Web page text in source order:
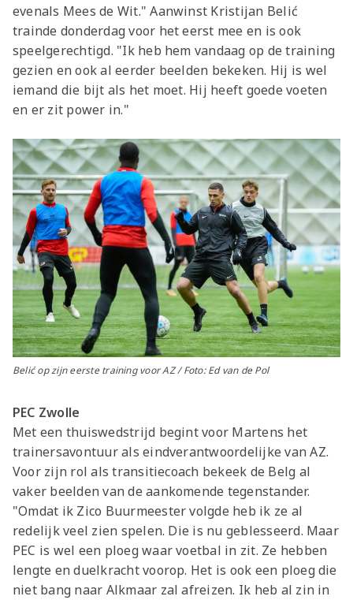
evenals Mees de Wit." Aanwinst Kristijan Belić
trainde donderdag voor het eerst mee en is ook
speelgerechtigd. "Ik heb hem vandaag op de training
gezien en ook al eerder beelden bekeken. Hij is wel
iemand die bijt als het moet. Hij heeft goede voeten
en er zit power in."
Belić op zijn eerste training voor AZ / Foto: Ed van de Pol
PEC Zwolle
Met een thuiswedstrijd begint voor Martens het
trainersavontuur als eindverantwoordelijke van AZ.
Voor zijn rol als transitiecoach bekeek de Belg al
vaker beelden van de aankomende tegenstander.
"Omdat ik Zico Buurmeester volgde heb ik ze al
redelijk veel zien spelen. Die is nu geblesseerd. Maar
PEC is wel een ploeg waar voetbal in zit. Ze hebben
lengte en duelkracht voorop. Het is ook een ploeg die
niet bang naar Alkmaar zal afreizen. Ik heb al zin in